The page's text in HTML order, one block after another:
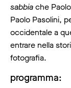
sabbiache
Paolo Pasolini,
occidentale a
entrare nella
fotografia.
programma: